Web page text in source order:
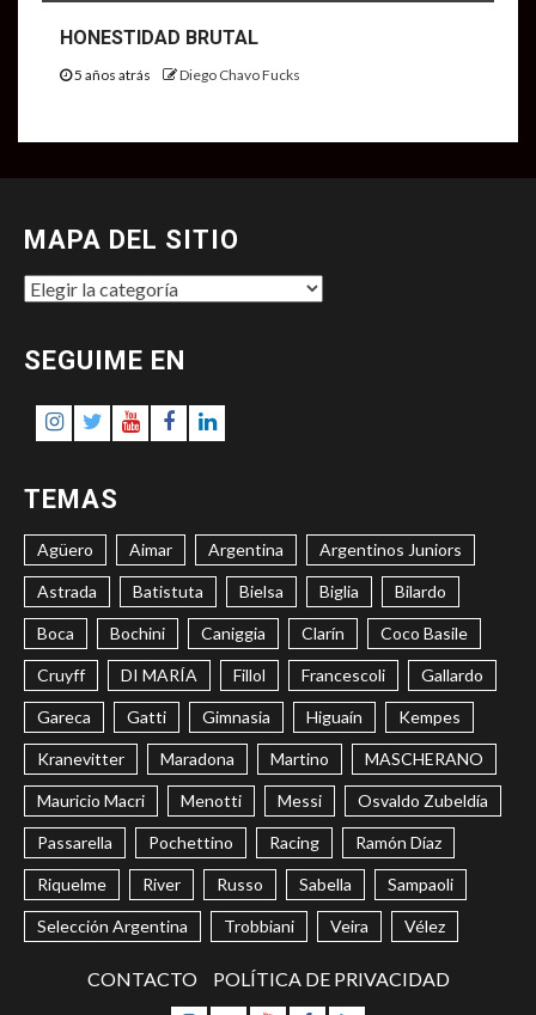
HONESTIDAD BRUTAL
5 años atrás Diego Chavo Fucks
MAPA DEL SITIO
MAPA
SITIO
SEGUIME EN
Instagram
TwitterYoutubeFacebookLinkedIn
TEMAS
Agüero Aimar Argentina Argentinos Juniors
Astrada Batistuta Bielsa Biglia Bilardo
Boca Bochini Caniggia Clarín Coco Basile
Cruyff DI MARÍA Fillol Francescoli Gallardo
Gareca Gatti Gimnasia Higuaín Kempes
Kranevitter Maradona Martino MASCHERANO
Mauricio Macri Menotti Messi Osvaldo Zubeldía
Passarella Pochettino Racing Ramón Díaz
Riquelme River Russo Sabella Sampaoli
Selección Argentina Trobbiani Veira Vélez
CONTACTO POLÍTICA DE PRIVACIDAD